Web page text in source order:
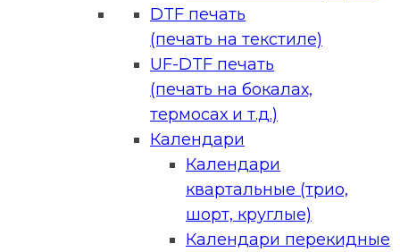
DTF печать
(печать на текстиле)
UF-DTF печать
(печать на бокалах,
термосах и т.д.)
Календари
Календари
квартальные (трио,
шорт, круглые)
Календари перекидные